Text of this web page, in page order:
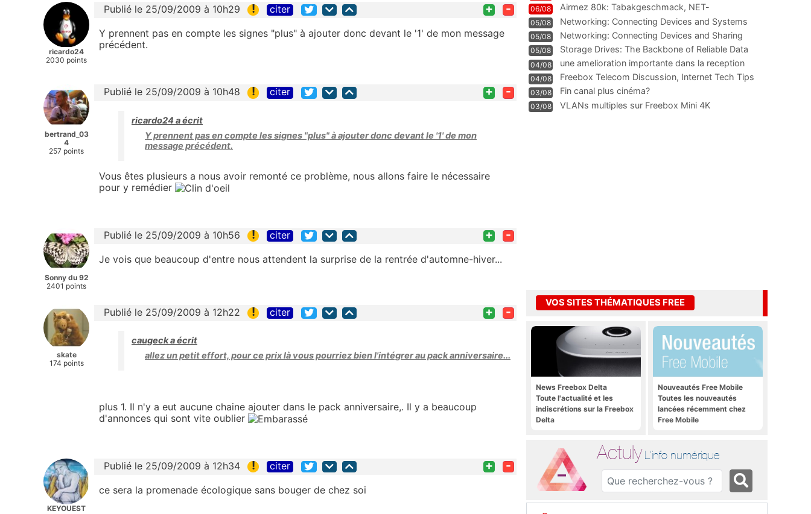
ricardo24
2030 points
Publié le 25/09/2009 à 10h29 ! citer + -
Y prennent pas en compte les signes "plus" à ajouter donc devant le '1' de mon message
précédent.
bertrand_03
4
257 points
Publié le 25/09/2009 à 10h48 ! citer + -
ricardo24 a écrit
Y prennent pas en compte les signes "plus" à ajouter donc devant le '1' de mon
message précédent.
Vous êtes plusieurs a nous avoir remonté ce problème, nous allons faire le nécessaire
pour y remédier
Sonny du 92
2401 points
Publié le 25/09/2009 à 10h56 ! citer + -
Je vois que beaucoup d'entre nous attendent la surprise de la rentrée d'automne-hiver...
skate
174 points
Publié le 25/09/2009 à 12h22 ! citer + -
caugeck a écrit
allez un petit effort, pour ce prix là vous pourriez bien l'intégrer au pack anniversaire...
plus 1. Il n'y a eut aucune chaine ajouter dans le pack anniversaire,. Il y a beaucoup
d'annonces qui sont vite oublier
KEYOUEST
Publié le 25/09/2009 à 12h34 ! citer + -
ce sera la promenade écologique sans bouger de chez soi
06/08
Airmez 80k: Tabakgeschmack, NET-
Technologie und Leistung im
05/08 Networking: Connecting Devices and Systems
05/08
Networking: Connecting Devices and Sharing
Information
05/08
Storage Drives: The Backbone of Reliable Data
Management
04/08
une amelioration importante dans la reception
WIFI
04/08
Freebox Telecom Discussion, Internet Tech Tips
Communi
03/08 Fin canal plus cinéma?
03/08 VLANs multiples sur Freebox Mini 4K
VOS SITES THÉMATIQUES FREE
News Freebox Delta
Toute l'actualité et les
indiscrétions sur la Freebox
Delta
Nouveautés Free Mobile
Toutes les nouveautés
lancées récemment chez
Free Mobile
Actuly L'info numérique